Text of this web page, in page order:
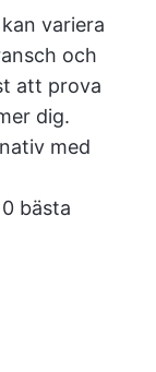
variera
och
att prova
dig.
med
bästa